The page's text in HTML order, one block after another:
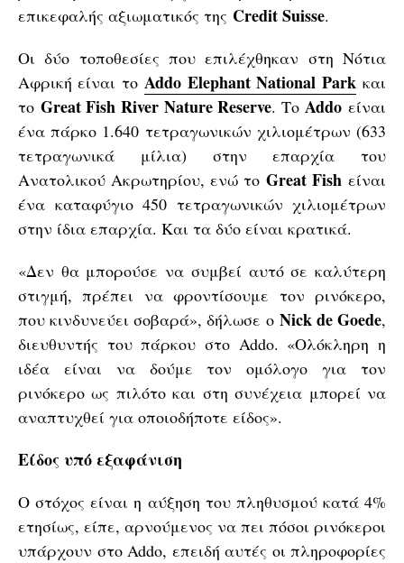
επικεφαλής αξιωματικός της Credit Suisse.
Οι δύο τοποθεσίες που επιλέχθηκαν στη Νότια
Αφρική είναι τοAddo Elephant National Parkκαι
το Great Fish River Nature Reserve. ΤοAddo είναι
ένα πάρκο 1.640 τετραγωνικών χιλιομέτρων (633
τετραγωνικά μίλια) στην επαρχία του
Ανατολικού Ακρωτηρίου, ενώ το Great Fish είναι
ένα καταφύγιο 450 τετραγωνικών χιλιομέτρων
στην ίδια επαρχία. Και τα δύο είναι κρατικά.
«Δεν θα μπορούσε να συμβεί αυτό σε καλύτερη
στιγμή, πρέπει να φροντίσουμε τον ρινόκερο,
που κινδυνεύει σοβαρά», δήλωσε ο Nick de Goede,
διευθυντής του πάρκου στο Addo. «Ολόκληρη η
ιδέα είναι να δούμε τον ομόλογο για τον
ρινόκερο ως πιλότο και στη συνέχεια μπορεί να
αναπτυχθεί για οποιοδήποτε είδος».
Είδος υπό εξαφάνιση
Ο στόχος είναι η αύξηση του πληθυσμού κατά 4%
ετησίως, είπε, αρνούμενος να πει πόσοι ρινόκεροι
υπάρχουν στο Addo, επειδή αυτές οι πληροφορίες